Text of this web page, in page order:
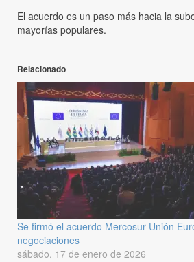
El acuerdo es un paso más hacia la
mayorías populares.
Relacionado
Se firmó el acuerdo Mercosur-Unión
negociaciones
sábado, 17 de enero de 2026